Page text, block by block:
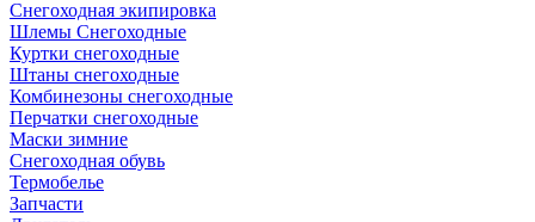
Снегоходная экипировка
Шлемы Снегоходные
Куртки снегоходные
Штаны снегоходные
Комбинезоны снегоходные
Перчатки снегоходные
Маски зимние
Снегоходная обувь
Термобелье
Запчасти